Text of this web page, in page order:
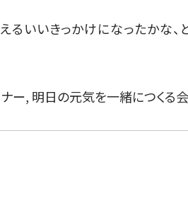
るいいきっかけになったかな、
ー, 明日の元気を一緒につくる会